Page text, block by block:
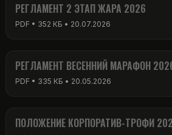
РЕГЛАМЕНТ 2 ЭТАП ЖАРА 2026
РЕГЛАМЕНТ ВЕСЕННИЙ МАРАФОН 2026